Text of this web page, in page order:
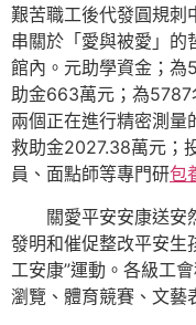
艱苦職工後代發圓規刺
串關於「愛與被愛」
館內。元助學資金；為
助金663萬元；為5787
兩個正在進行精密測量
救助金2027.38萬元；
員、面點師等專門研包
關愛平安安康送安
發明和催促整改平安生
工安康”運動。各級工
瀏覽、體育競賽、文藝